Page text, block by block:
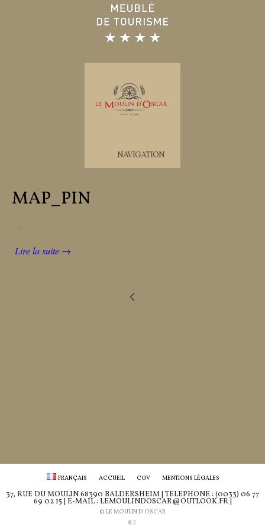
NAVIGATION
MAP_PIN
...
Lire la suite →
FRANÇAIS ACCUEIL CGV MENTIONS LÉGALES
37, RUE DU MOULIN 68390 BALDERSHEIM | TÉLÉPHONE : (0033) 06 77
69 02 15 | E-MAIL : LEMOULINDOSCAR@OUTLOOK.FR |
© LE MOULIN D'OSCAR